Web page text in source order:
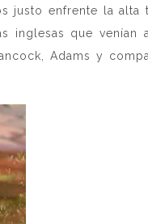
justo enfrente la alta
inglesas que venían
Adams y